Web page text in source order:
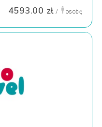
4593.00 zł / osobę